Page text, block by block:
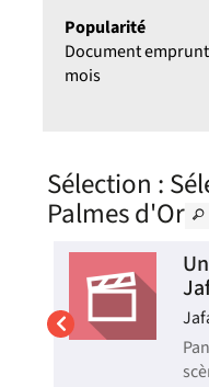
Popularité
Document
mois
Sélection :
Palmes d'Or